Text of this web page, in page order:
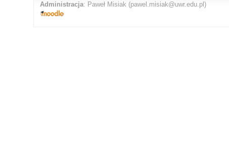
Administracja: Paweł Misiak (pawel.misiak@uwr.edu.pl)